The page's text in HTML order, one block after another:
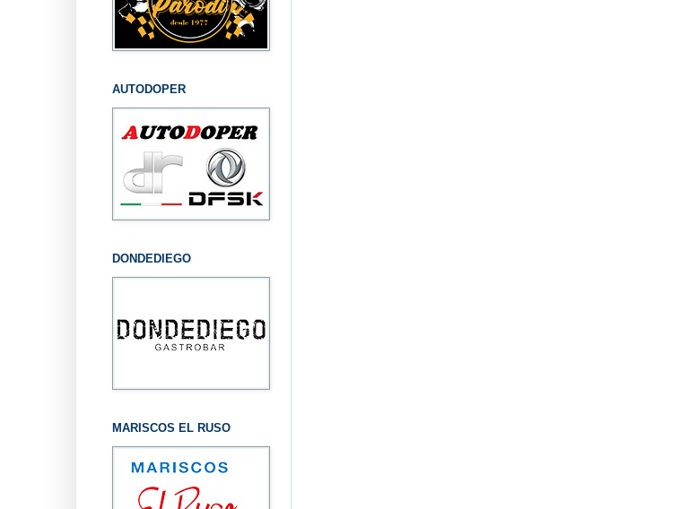
AUTODOPER
DONDEDIEGO
MARISCOS EL RUSO